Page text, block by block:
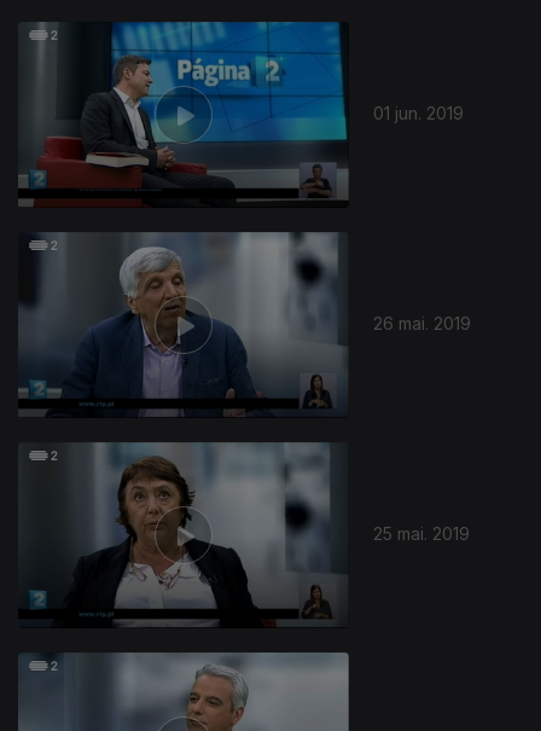
01 jun. 2019
26 mai. 2019
25 mai. 2019
407733